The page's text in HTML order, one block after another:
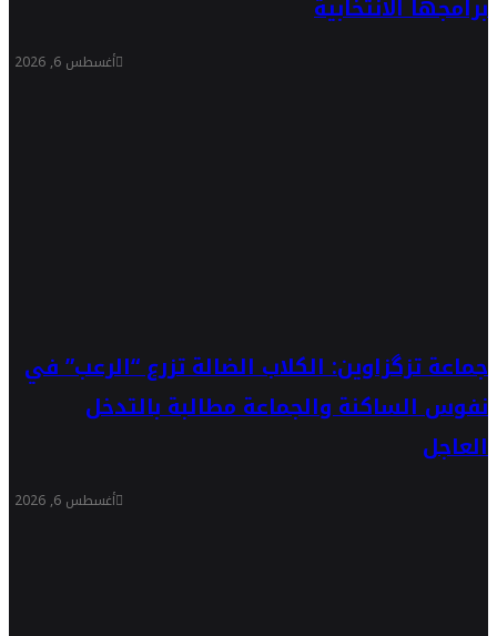
برامجها الانتخابية
أغسطس 6, 2026
جماعة تزگزاوين: الكلاب الضالة تزرع “الرعب” في
نفوس الساكنة والجماعة مطالبة بالتدخل
العاجل
أغسطس 6, 2026